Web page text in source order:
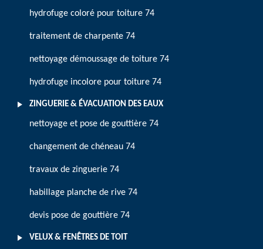
hydrofuge coloré pour toiture 74
traitement de charpente 74
nettoyage démoussage de toiture 74
hydrofuge incolore pour toiture 74
ZINGUERIE & ÉVACUATION DES EAUX
nettoyage et pose de gouttière 74
changement de chéneau 74
travaux de zinguerie 74
habillage planche de rive 74
devis pose de gouttière 74
VELUX & FENÊTRES DE TOIT